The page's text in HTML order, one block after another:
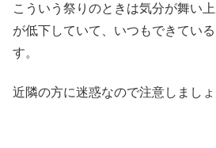
こういう祭りのときは気分が舞い
が低下していて、いつもできてい
す。
近隣の方に迷惑なので注意しましょ